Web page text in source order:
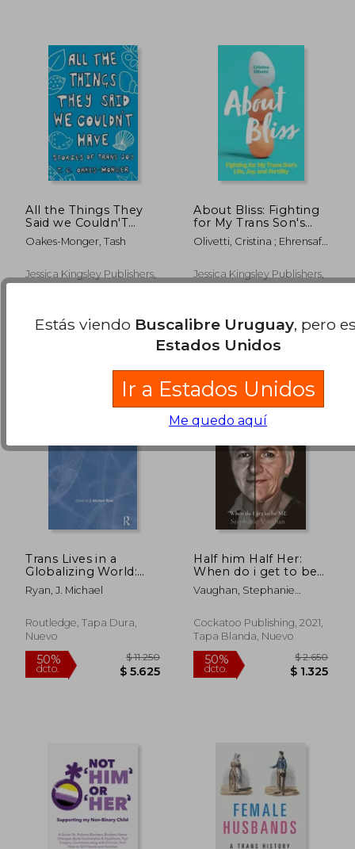
50%
dcto.
$ 2.045 50%
dcto.
50%
dcto.
$ 2.627
$ 1.314
50%
dcto.
$
$
All the Things They
Said we Couldn'T
Have: Stories of Trans
joy (en Inglés)
Oakes-Monger, Tash
Jessica Kingsley Publishers,
2023, Tapa Blanda, Nuevo
About Bliss: Fighting
for My Trans Son's
Life, Joy, and Fertility
(en Inglés)
Olivetti, Cristina ; Ehrensaft,
Jessica Kingsley Publishers,
Tapa Blanda, Nuevo
Trans Lives in a
Globalizing World:
Rights, Identities and
Politics (en Inglés)
Ryan, J. Michael
Routledge, Tapa Dura,
Nuevo
Half him Half Her:
When do i get to be
me (en Inglés)
Vaughan, Stephanie
Cockatoo Publishing, 2021,
Tapa Blanda, Nuevo
Estás viendo Buscalibre Uruguay, pero
Estados Unidos
Ir a Estados Unidos
Me quedo aquí